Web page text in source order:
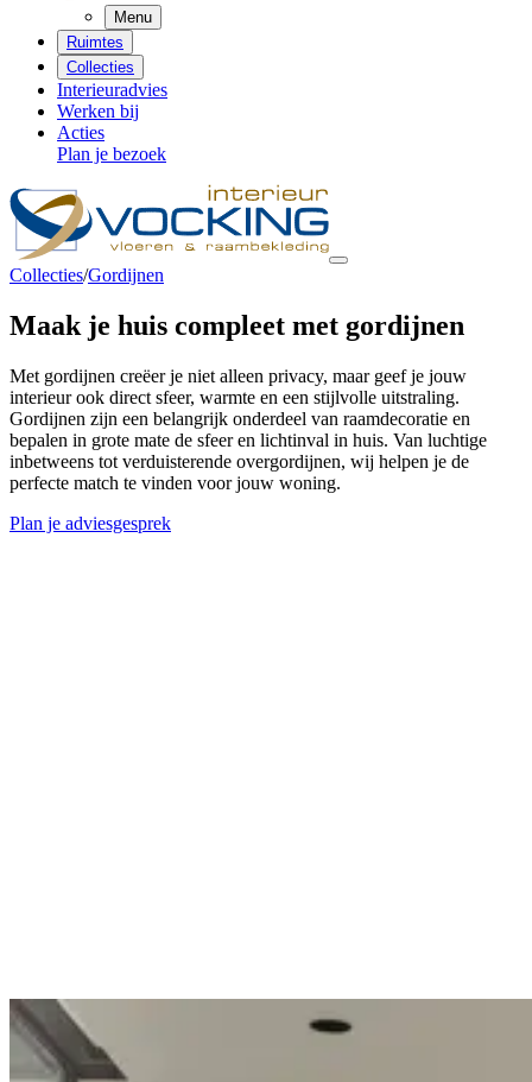
Menu
Ruimtes
Collecties
Interieuradvies
Werken bij
Acties
Plan je bezoek
Collecties/Gordijnen
Maak je huis compleet met gordijnen
Met gordijnen creëer je niet alleen privacy, maar geef je jouw
interieur ook direct sfeer, warmte en een stijlvolle uitstraling.
Gordijnen zijn een belangrijk onderdeel van raamdecoratie en
bepalen in grote mate de sfeer en lichtinval in huis. Van luchtige
inbetweens tot verduisterende overgordijnen, wij helpen je de
perfecte match te vinden voor jouw woning.
Plan je adviesgesprek